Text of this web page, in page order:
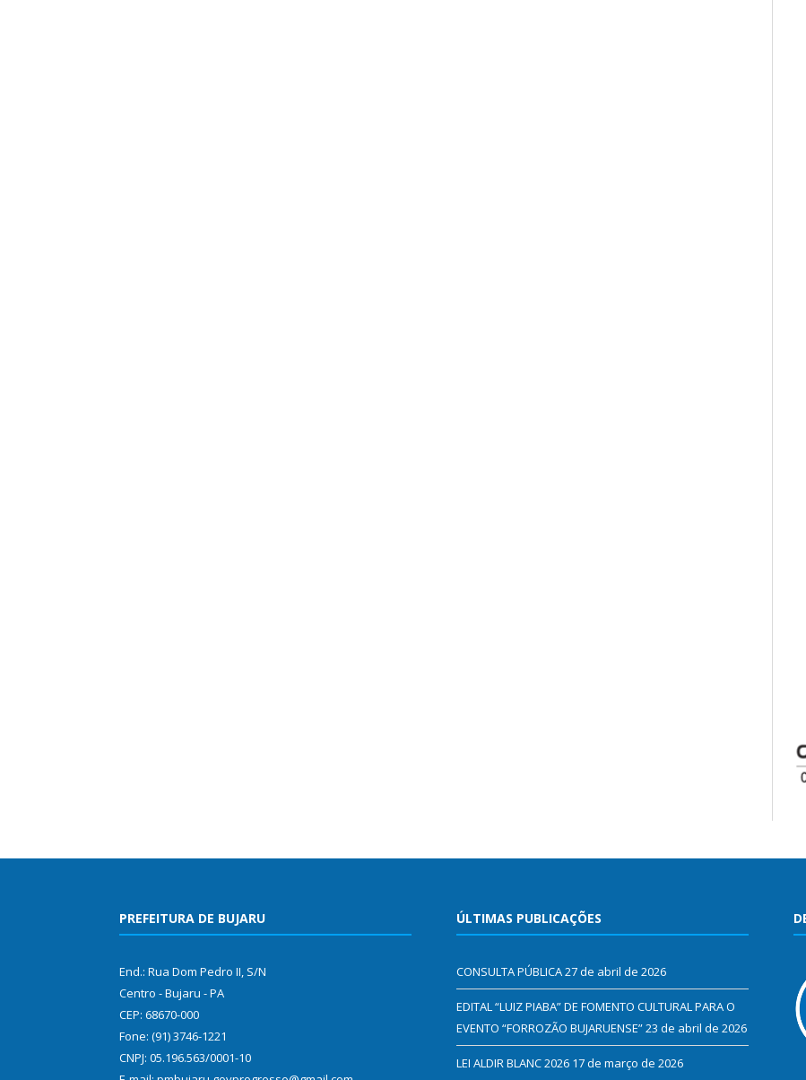
PREFEITURA DE BUJARU
End.: Rua Dom Pedro II, S/N
Centro - Bujaru - PA
CEP: 68670-000
Fone: (91) 3746-1221
CNPJ: 05.196.563/0001-10
ÚLTIMAS PUBLICAÇÕES
CONSULTA PÚBLICA27 de abril de 2026
EDITAL “LUIZ PIABA” DE FOMENTO CULTURAL PARA O
EVENTO “FORROZÃO BUJARUENSE”23 de abril de 2026
LEI ALDIR BLANC 2026 17 de março de 2026